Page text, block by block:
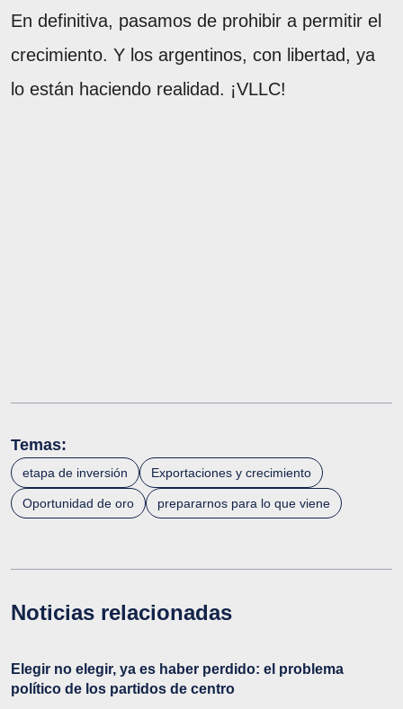
En definitiva, pasamos de prohibir a permitir el
crecimiento. Y los argentinos, con libertad, ya
lo están haciendo realidad. ¡VLLC!
Temas:
etapa de inversión Exportaciones y crecimiento
Oportunidad de oro prepararnos para lo que viene
Noticias relacionadas
Elegir no elegir, ya es haber perdido: el problema
político de los partidos de centro